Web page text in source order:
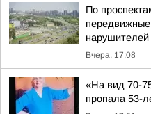
По
Вчера, 17:08
«На вид 70-
пропала 53-